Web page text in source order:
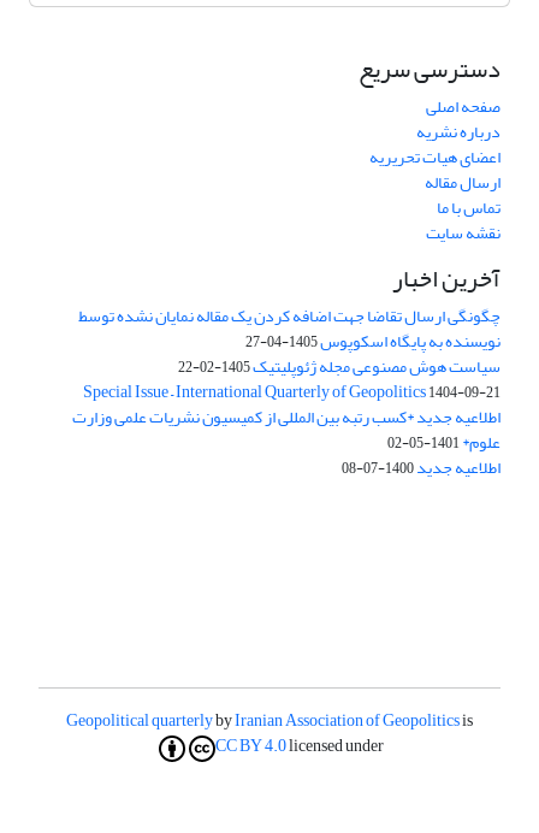
دسترسی سریع
صفحه اصلی
درباره نشریه
اعضای هیات تحریریه
ارسال مقاله
تماس با ما
نقشه سایت
آخرین اخبار
چگونگی ارسال تقاضا جهت اضافه کردن یک مقاله نمایان نشده توسط
نویسنده به پایگاه اسکوپوس1405-04-27
سیاست هوش مصنوعی مجله ژئوپلیتیک1405-02-22
Special Issue – International Quarterly of Geopolitics1404-09-21
اطلاعیه جدید *کسب رتبه بین المللی از کمیسیون نشریات علمی وزارت
علوم*1401-05-02
اطلاعیه جدید1400-07-08
Geopolitical quarterlybyIranian Association of Geopoliticsis
licensed under
CC BY 4.0